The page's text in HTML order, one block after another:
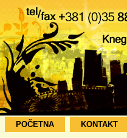
POČETNA KONTAKT